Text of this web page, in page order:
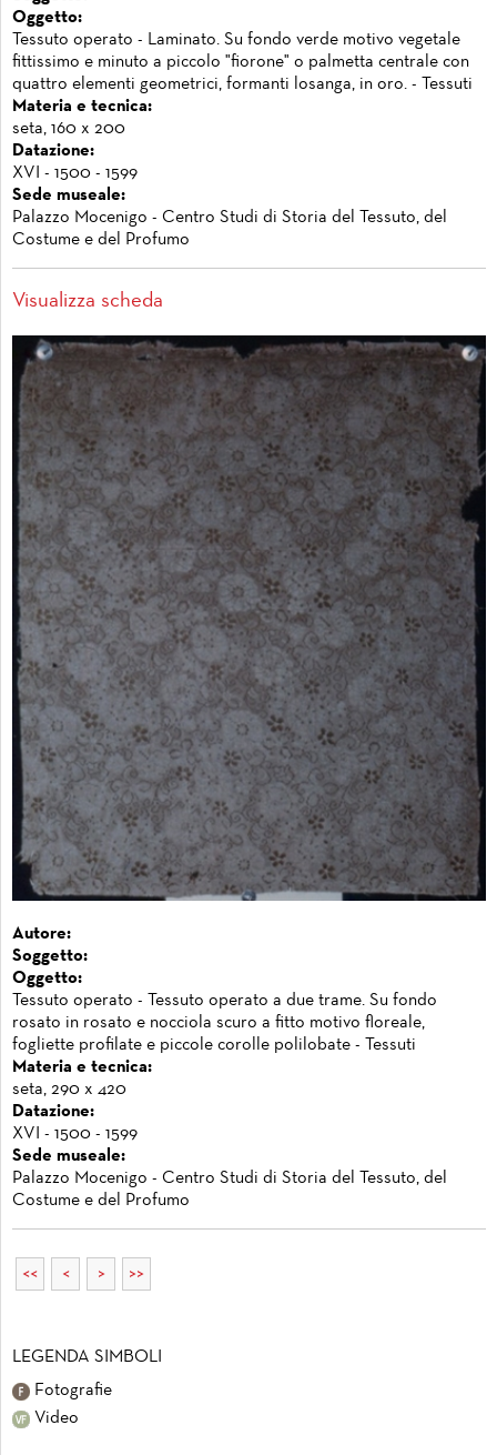
Oggetto:
Tessuto operato - Laminato. Su fondo verde motivo vegetale
fittissimo e minuto a piccolo "fiorone" o palmetta centrale con
quattro elementi geometrici, formanti losanga, in oro. - Tessuti
Materia e tecnica:
seta, 160 x 200
Datazione:
XVI - 1500 - 1599
Sede museale:
Palazzo Mocenigo - Centro Studi di Storia del Tessuto, del
Costume e del Profumo
Visualizza scheda
Autore:
Soggetto:
Oggetto:
Tessuto operato - Tessuto operato a due trame. Su fondo
rosato in rosato e nocciola scuro a fitto motivo floreale,
fogliette profilate e piccole corolle polilobate - Tessuti
Materia e tecnica:
seta, 290 x 420
Datazione:
XVI - 1500 - 1599
Sede museale:
Palazzo Mocenigo - Centro Studi di Storia del Tessuto, del
Costume e del Profumo
<< < > >>
LEGENDA SIMBOLI
Fotografie
Video